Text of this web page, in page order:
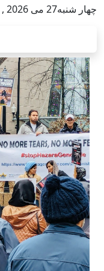
چهار شنبه27 می 2026 ,